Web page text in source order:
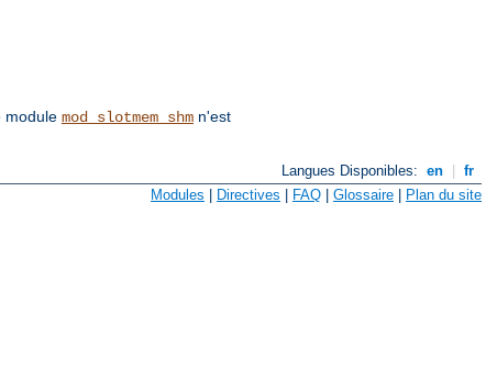
module mod_slotmem_shm n'est
Langues Disponibles: en
fr
Modules Directives FAQ Glossaire Plan du site